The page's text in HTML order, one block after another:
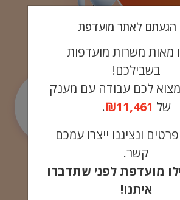
הגעתם לאתר מועדפת
מאות משרות מועדפות
בשבילכם!
לכם עבודה עם מענק
של ₪11,461
.
ונציגנו ייצרו עמכם
קשר.
מועדפת לפני שתדברו
איתנו!